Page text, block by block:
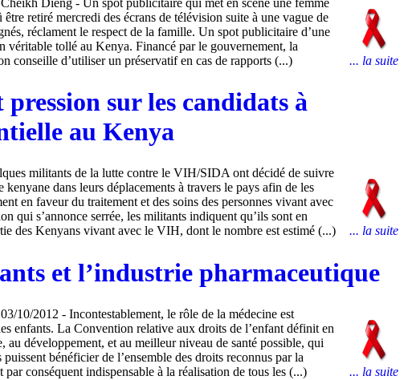
Dieng - Un spot publicitaire qui met en scène une femme
retiré mercredi des écrans de télévision suite à une vague de
réclament le respect de la famille. Un spot publicitaire d’une
véritable tollé au Kenya. Financé par le gouvernement, la
conseille d’utiliser un préservatif en cas de rapports (...)
... la suite
sur les candidats à
au Kenya
militants de la lutte contre le VIH/SIDA ont décidé de suivre
kenyane dans leurs déplacements à travers le pays afin de les
en faveur du traitement et des soins des personnes vivant avec
qui s’annonce serrée, les militants indiquent qu’ils sont en
des Kenyans vivant avec le VIH, dont le nombre est estimé (...)
... la suite
et l’industrie pharmaceutique
10/2012 - Incontestablement, le rôle de la médecine est
enfants. La Convention relative aux droits de l’enfant définit en
au développement, et au meilleur niveau de santé possible, qui
bénéficier de l’ensemble des droits reconnus par la
par conséquent indispensable à la réalisation de tous les (...)
... la suite